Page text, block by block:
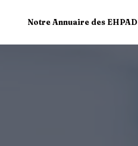
Notre Annuaire des EHPAD